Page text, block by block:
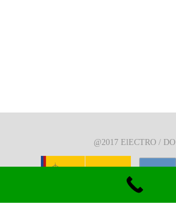
@2017 ElECTRO / DO